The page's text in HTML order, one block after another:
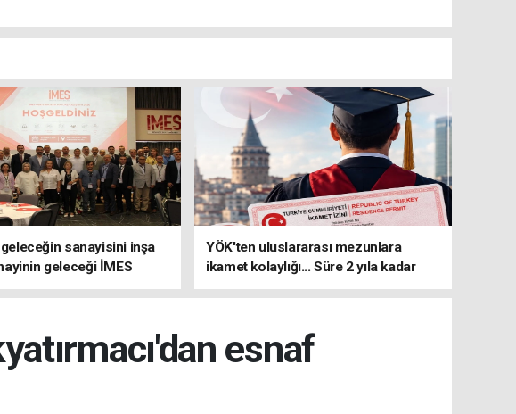
geleceğin sanayisini inşa
geleceği İMES
YÖK'ten uluslararası mezunlara
ikamet kolaylığı... Süre 2 yıla kadar
uzatılabilecek
esnaf